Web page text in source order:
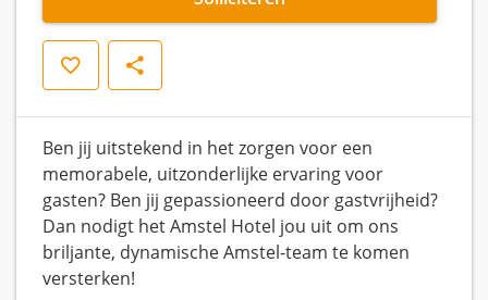
Opslaan Delen
Ben jij uitstekend in het zorgen voor een
memorabele, uitzonderlijke ervaring voor
gasten? Ben jij gepassioneerd door gastvrijheid?
Dan nodigt het Amstel Hotel jou uit om ons
briljante, dynamische Amstel-team te komen
versterken!